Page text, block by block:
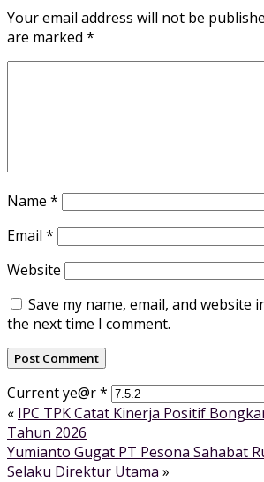
Your email address will not be
are marked *
Name *
Email *
Website
Save my name, email, and website
the next time I comment.
Current ye@r*
« IPC TPK Catat Kinerja Positif
Tahun 2026
Yumianto Gugat PT Pesona Sahabat
Selaku Direktur Utama »